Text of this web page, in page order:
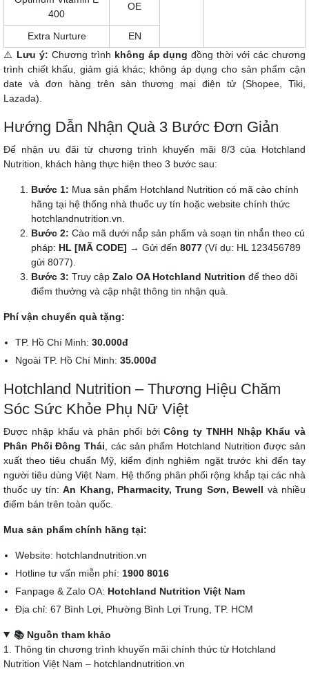
400
OE
Extra Nurture
EN
⚠️ Lưu ý: Chương trình không áp dụngđồng thời với các chương
trình chiết khấu, giảm giá khác; không áp dụng cho sản phẩm cận
date và đơn hàng trên sàn thương mại điện tử (Shopee, Tiki,
Lazada).
Hướng Dẫn Nhận Quà 3 Bước Đơn Giản
Để nhận ưu đãi từ chương trình khuyến mãi 8/3 của Hotchland
Nutrition, khách hàng thực hiện theo 3 bước sau:
Bước 1: Mua sản phẩm Hotchland Nutrition có mã cào chính
hãng tại hệ thống nhà thuốc uy tín hoặc website chính thức
hotchlandnutrition.vn
Bước 2: Cào mã dưới nắp sản phẩm và soạn tin nhắn theo cú
pháp: HL [MÃ CODE] → Gửi đến 8077 (Ví dụ: HL 123456789
gửi 8077).
Bước 3: Truy cập Zalo OA Hotchland Nutrition để theo dõi
điểm thưởng và cập nhật thông tin nhận quà.
Phí vận chuyển quà tặng:
TP. Hồ Chí Minh: 30.000đ
Ngoài TP. Hồ Chí Minh: 35.000đ
Hotchland Nutrition – Thương Hiệu Chăm
Sóc Sức Khỏe Phụ Nữ Việt
Được nhập khẩu và phân phối bởiCông ty TNHH Nhập Khẩu và
Phân Phối Đông Thái , các sản phẩm Hotchland Nutrition được sản
xuất theo tiêu chuẩn Mỹ, kiểm định nghiêm ngặt trước khi đến tay
người tiêu dùng Việt Nam. Hệ thống phân phối rộng khắp tại các nhà
thuốc uy tín:An Khang, Pharmacity, Trung Sơn, Bewell và nhiều
điểm bán trên toàn quốc.
Mua sản phẩm chính hãng tại:
Website: hotchlandnutrition.vn
Hotline tư vấn miễn phí: 1900 8016
Fanpage & Zalo OA: Hotchland Nutrition Việt Nam
Địa chỉ: 67 Bình Lợi, Phường Bình Lợi Trung, TP. HCM
📚 Nguồn tham khảo
1. Thông tin chương trình khuyến mãi chính thức từ Hotchland
Nutrition Việt Nam – hotchlandnutrition.vn